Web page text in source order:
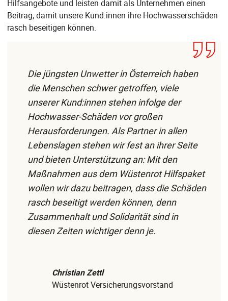
Hilfsangebote und leisten damit als Unternehmen einen
Beitrag, damit unsere Kund:innen ihre Hochwasserschäden
rasch beseitigen können.
Die jüngsten Unwetter in Österreich haben
die Menschen schwer getroffen, viele
unserer Kund:innen stehen infolge der
Hochwasser-Schäden vor großen
Herausforderungen. Als Partner in allen
Lebenslagen stehen wir fest an ihrer Seite
und bieten Unterstützung an: Mit den
Maßnahmen aus dem Wüstenrot Hilfspaket
wollen wir dazu beitragen, dass die Schäden
rasch beseitigt werden können, denn
Zusammenhalt und Solidarität sind in
diesen Zeiten wichtiger denn je.
Christian Zettl
Wüstenrot Versicherungsvorstand